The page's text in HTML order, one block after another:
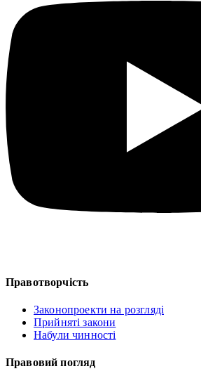
Правотворчість
Законопроекти на розгляді
Прийняті закони
Набули чинності
Правовий погляд